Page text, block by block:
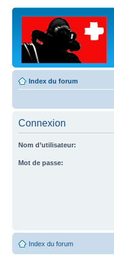
Index du forum
Connexion
Nom d’utilisateur:
Mot de passe:
Index du forum